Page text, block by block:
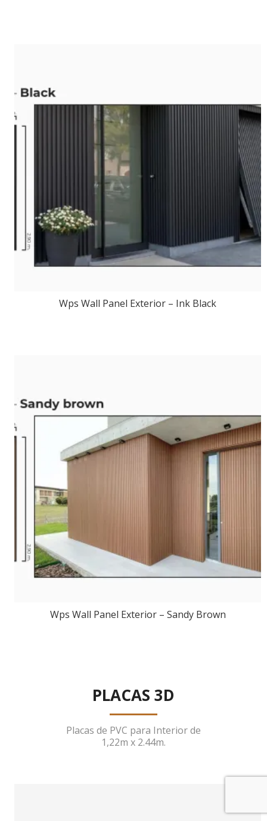
Wps Wall Panel Exterior – Ink Black
Wps Wall Panel Exterior – Sandy Brown
PLACAS 3D
Placas de PVC para Interior de
1,22m x 2.44m.